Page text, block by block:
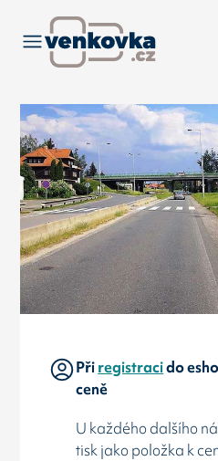
Přiregistracido
ceně
U každého dalšího
tisk jako položka k